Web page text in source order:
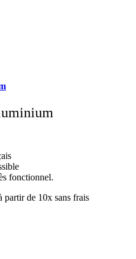
fonctionnel.
partir de 10x sans frais